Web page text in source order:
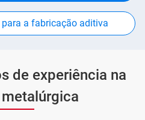
a fabricação aditiva
de experiência na